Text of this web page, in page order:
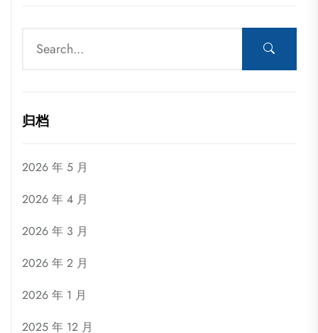
归档
2026 年 5 月
2026 年 4 月
2026 年 3 月
2026 年 2 月
2026 年 1 月
2025 年 12 月